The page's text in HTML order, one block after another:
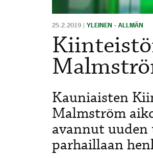
25.2.2019 | YLEINEN - ALLMÄN
Kauniaisten
Malmström
avannut
parhaillaan